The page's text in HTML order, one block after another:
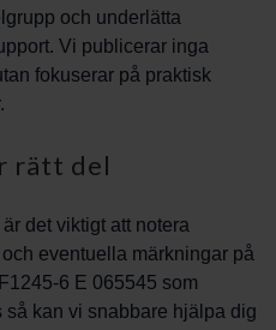
och underlätta
Vi publicerar inga
fokuserar på praktisk
rätt del
det viktigt att notera
eventuella märkningar på
6 E 065545 som
så kan vi snabbare hjälpa dig